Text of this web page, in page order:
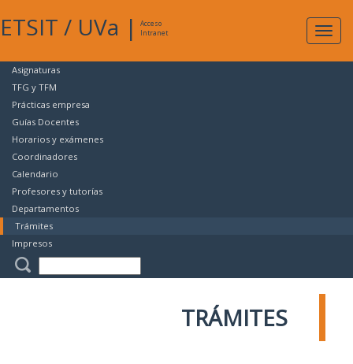
ETSIT / UVa |
Acceso
Intranet
Asignaturas
TFG y TFM
Prácticas empresa
Guías Docentes
Horarios y exámenes
Coordinadores
Calendario
Profesores y tutorías
Departamentos
Trámites
Impresos
TRÁMITES